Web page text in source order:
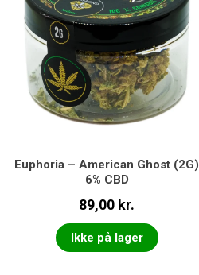
Euphoria – American Ghost (2G)
6% CBD
89,00 kr.
Ikke på lager